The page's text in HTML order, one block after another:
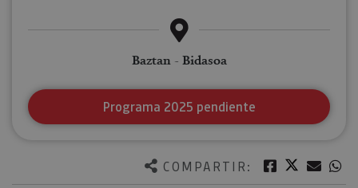
COMPARTIR: Facebook
Twitter
Baztan - Bidasoa
Programa 2025 pendiente